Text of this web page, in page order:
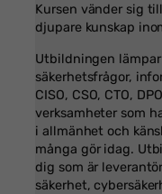
Kursen vänder sig
djupare kunskap
Utbildningen
säkerhetsfrågor,
CISO, CSO, CTO,
verksamheter som
i allmänhet och
många gör idag.
dig som är
säkerhet,